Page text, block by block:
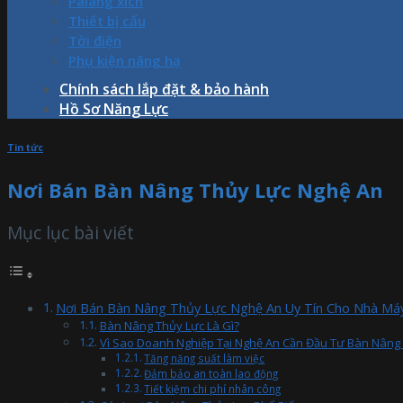
Thiết bị cẩu
Tời điện
Phụ kiện nâng hạ
Chính sách lắp đặt & bảo hành
Hồ Sơ Năng Lực
Tin tức
Nơi Bán Bàn Nâng Thủy Lực Nghệ An
Mục lục bài viết
Nơi Bán Bàn Nâng Thủy Lực Nghệ An Uy Tín Cho Nhà
Bàn Nâng Thủy Lực Là Gì?
Vì Sao Doanh Nghiệp Tại Nghệ An Cần Đầu Tư Bàn Nâng
Tăng năng suất làm việc
Đảm bảo an toàn lao động
Tiết kiệm chi phí nhân công